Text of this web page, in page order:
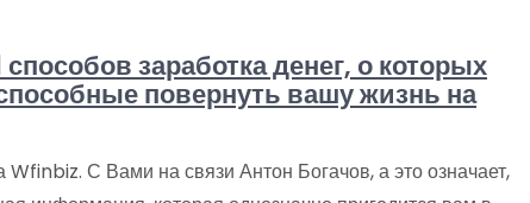
заработка денег, о которых
повернуть вашу жизнь на
С Вами на связи Антон Богачов, а это означает,